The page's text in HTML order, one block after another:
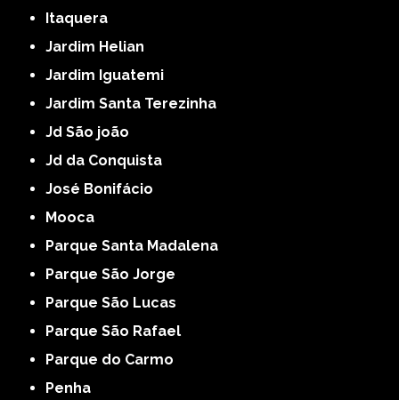
Itaquera
Jardim Helian
Jardim Iguatemi
Jardim Santa Terezinha
Jd São joão
Jd da Conquista
José Bonifácio
Mooca
Parque Santa Madalena
Parque São Jorge
Parque São Lucas
Parque São Rafael
Parque do Carmo
Penha